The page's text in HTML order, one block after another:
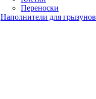
Переноски
Наполнители для грызунов